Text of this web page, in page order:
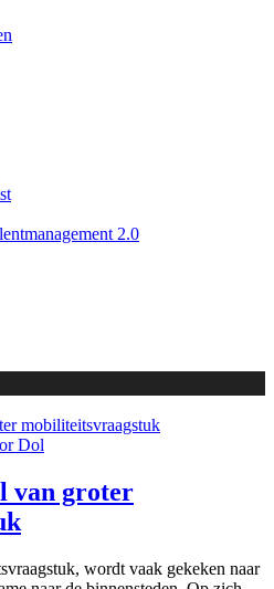
2.0
Dol
van groter
wordt vaak gekeken naar